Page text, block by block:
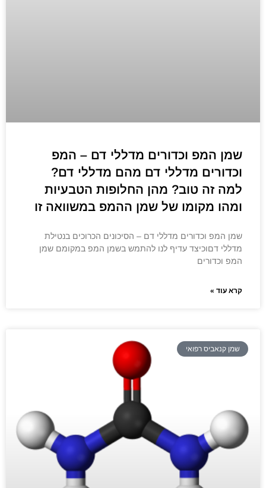
שמן המפ וכדורים מדללי דם – המפ
וכדורים מדללי דם מהם מדללי דם?
למה זה טוב? מהן החלופות הטבעיות
ומהו מקומו של שמן ההמפ במשוואה זו
שמן המפ וכדורים מדללי דם – הסיכונים הכרוכים בנטילת
מדללי דםוכיצד עדיף לנו להתמש בשמן המפ במקומם שמן
המפ וכדורים
קרא עוד »
שמן קנאביס רפואי